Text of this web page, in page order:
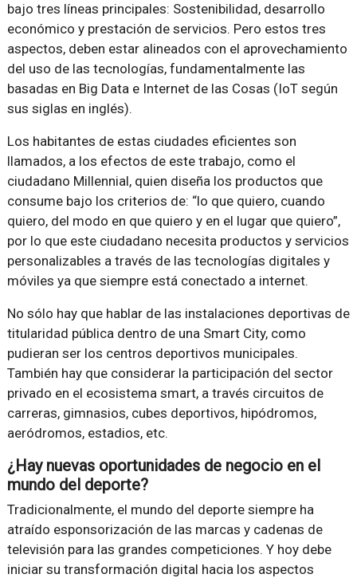
bajo tres líneas principales: Sostenibilidad, desarrollo
económico y prestación de servicios. Pero estos tres
aspectos, deben estar alineados con el aprovechamiento
del uso de las tecnologías, fundamentalmente las
basadas en Big Data e Internet de las Cosas (IoT según
sus siglas en inglés).
Los habitantes de estas ciudades eficientes son
llamados, a los efectos de este trabajo, como el
ciudadano Millennial, quien diseña los productos que
consume bajo los criterios de: “lo que quiero, cuando
quiero, del modo en que quiero y en el lugar que quiero”,
por lo que este ciudadano necesita productos y servicios
personalizables a través de las tecnologías digitales y
móviles ya que siempre está conectado a internet.
No sólo hay que hablar de las instalaciones deportivas de
titularidad pública dentro de una Smart City, como
pudieran ser los centros deportivos municipales.
También hay que considerar la participación del sector
privado en el ecosistema smart, a través circuitos de
carreras, gimnasios, cubes deportivos, hipódromos,
aeródromos, estadios, etc.
¿Hay nuevas oportunidades de negocio en el
mundo del deporte?
Tradicionalmente, el mundo del deporte siempre ha
atraído esponsorización de las marcas y cadenas de
televisión para las grandes competiciones. Y hoy debe
iniciar su transformación digital hacia los aspectos